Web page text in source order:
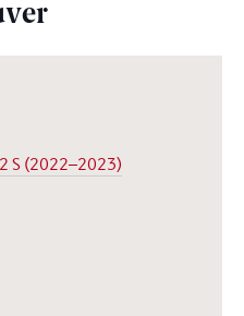
S (2022–2023)